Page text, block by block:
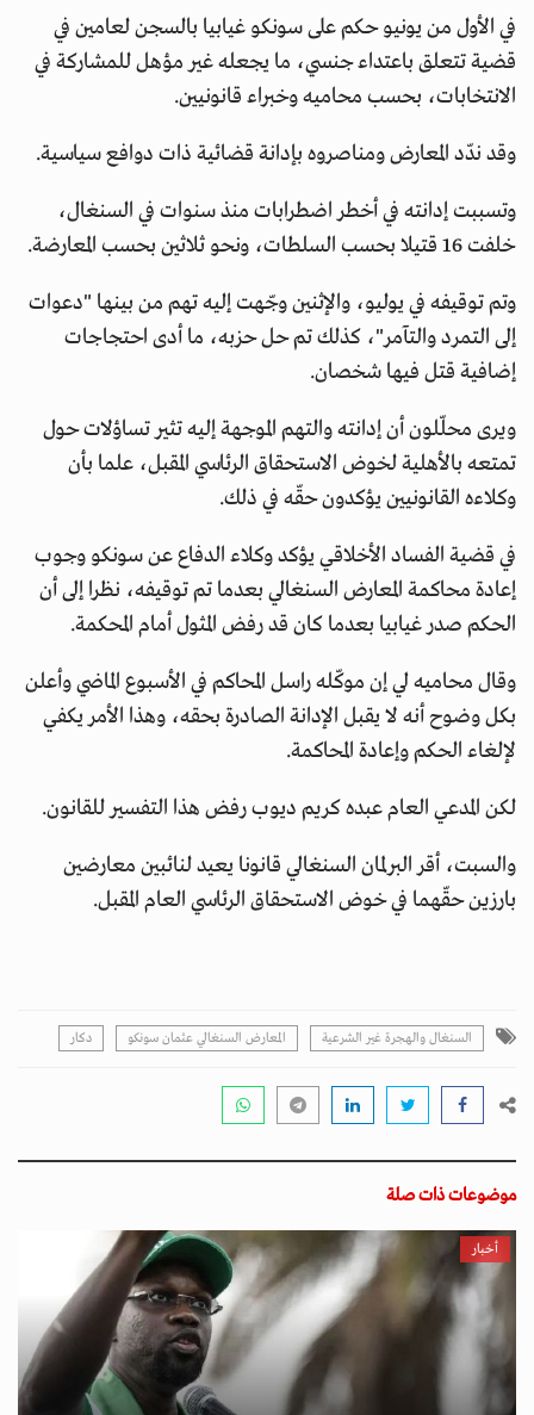
في الأول من يونيو حكم على سونكو غيابيا بالسجن لعامين في
قضية تتعلق باعتداء جنسي، ما يجعله غير مؤهل للمشاركة في
الانتخابات، بحسب محاميه وخبراء قانونيين.
وقد ندّد المعارض ومناصروه بإدانة قضائية ذات دوافع سياسية.
وتسببت إدانته في أخطر اضطرابات منذ سنوات في السنغال،
خلفت 16 قتيلا بحسب السلطات، ونحو ثلاثين بحسب المعارضة.
وتم توقيفه في يوليو، والإثنين وجّهت إليه تهم من بينها "دعوات
إلى التمرد والتآمر"، كذلك تم حل حزبه، ما أدى احتجاجات
إضافية قتل فيها شخصان.
ويرى محلّلون أن إدانته والتهم الموجهة إليه تثير تساؤلات حول
تمتعه بالأهلية لخوض الاستحقاق الرئاسي المقبل، علما بأن
وكلاءه القانونيين يؤكدون حقّه في ذلك.
في قضية الفساد الأخلاقي يؤكد وكلاء الدفاع عن سونكو وجوب
إعادة محاكمة المعارض السنغالي بعدما تم توقيفه، نظرا إلى أن
الحكم صدر غيابيا بعدما كان قد رفض المثول أمام المحكمة.
وقال محاميه لي إن موكّله راسل المحاكم في الأسبوع الماضي وأعلن
بكل وضوح أنه لا يقبل الإدانة الصادرة بحقه، وهذا الأمر يكفي
لإلغاء الحكم وإعادة المحاكمة.
لكن المدعي العام عبده كريم ديوب رفض هذا التفسير للقانون.
والسبت، أقر البرلمان السنغالي قانونا يعيد لنائبين معارضين
بارزين حقّهما في خوض الاستحقاق الرئاسي العام المقبل.
السنغال والهجرة غير الشرعية المعارض السنغالي عثمان سونكو دكار
موضوعات ذات صلة
أخبار